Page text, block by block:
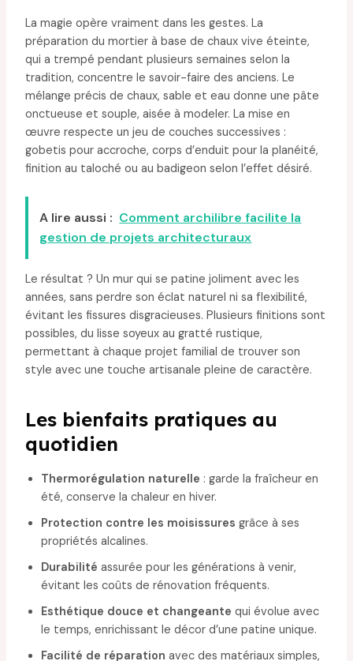
La magie opère vraiment dans les gestes. La
préparation du mortier à base de chaux vive éteinte,
qui a trempé pendant plusieurs semaines selon la
tradition, concentre le savoir-faire des anciens. Le
mélange précis de chaux, sable et eau donne une pâte
onctueuse et souple, aisée à modeler. La mise en
œuvre respecte un jeu de couches successives :
gobetis pour accroche, corps d’enduit pour la planéité,
finition au taloché ou au badigeon selon l’effet désiré.
A lire aussi : Comment archilibre facilite la
gestion de projets architecturaux
Le résultat ? Un mur qui se patine joliment avec les
années, sans perdre son éclat naturel ni sa flexibilité,
évitant les fissures disgracieuses. Plusieurs finitions sont
possibles, du lisse soyeux au gratté rustique,
permettant à chaque projet familial de trouver son
style avec une touche artisanale pleine de caractère.
Les bienfaits pratiques au
quotidien
Thermorégulation naturelle : garde la fraîcheur en
été, conserve la chaleur en hiver.
Protection contre les moisissures grâce à ses
propriétés alcalines.
Durabilité assurée pour les générations à venir,
évitant les coûts de rénovation fréquents.
Esthétique douce et changeante qui évolue avec
le temps, enrichissant le décor d’une patine unique.
Facilité de réparation avec des matériaux simples,